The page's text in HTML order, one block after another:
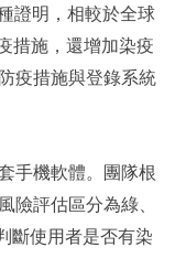
證明，相較於全球
措施，還增加染疫
疫措施與登錄系統
手機軟體。團隊根
險評估區分為綠、
斷使用者是否有染